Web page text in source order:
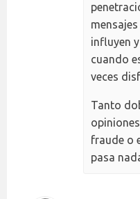
influyen
cuando
veces
Tanto
fraude o
pasa